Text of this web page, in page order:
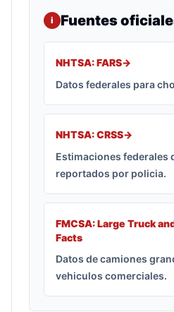
i Fuentes
NHTSA: FARS->
Datos federales para
NHTSA: CRSS->
Estimaciones federales
reportados por policia.
FMCSA: Large Truck
Facts
Datos de camiones
vehiculos comerciales.